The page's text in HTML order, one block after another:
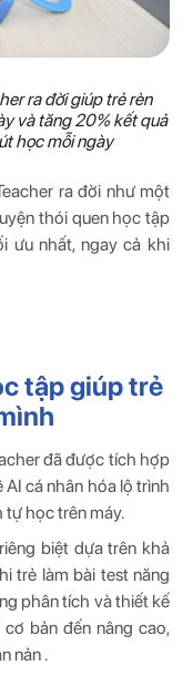
ra đời giúp trẻ rèn
và tăng 20% ​​kết quả
học mỗi ngày
ra đời như một
thói quen học tập
ưu nhất, ngay cả khi
tập giúp trẻ
đã được tích hợp
cá nhân hóa lộ trình
tự học trên máy.
biệt dựa trên khả
trẻ làm bài test năng
phân tích và thiết kế
bản đến nâng cao,
nản .